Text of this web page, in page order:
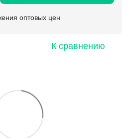
оптовых цен
К сравнению